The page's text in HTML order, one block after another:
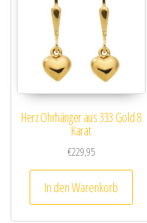
Herz Ohrhänger aus 333 Gold 8
Karat
€229,95
In den Warenkorb